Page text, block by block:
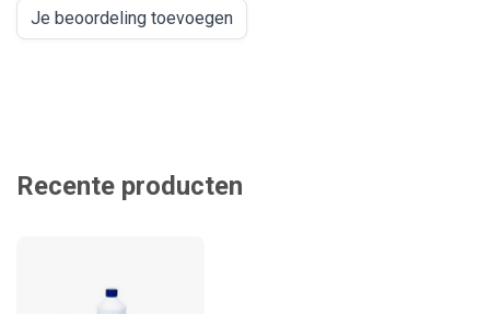
Je beoordeling toevoegen
Recente producten